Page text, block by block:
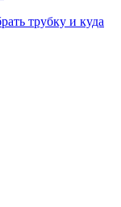
трубку и куда